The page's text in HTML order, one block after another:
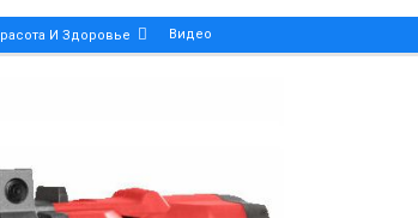
И Здоровье Видео